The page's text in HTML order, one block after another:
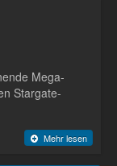
Mega-
Stargate-
Mehr lesen